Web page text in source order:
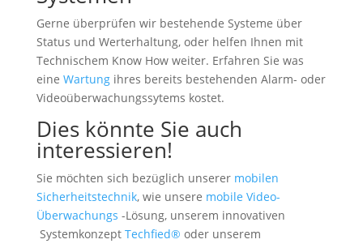
Gerne überprüfen wir bestehende Systeme über
Status und Werterhaltung, oder helfen Ihnen mit
Technischem Know How weiter. Erfahren Sie was
eine Wartungihres bereits bestehenden Alarm- oder
Videoüberwachungssytems kostet.
Dies könnte Sie auch
interessieren!
Sie möchten sich bezüglich unserer mobilen
Sicherheitstechnik, wie unsere mobile Video-
Überwachungs -Lösung, unserem innovativen
Systemkonzept Techfied® oder unserem